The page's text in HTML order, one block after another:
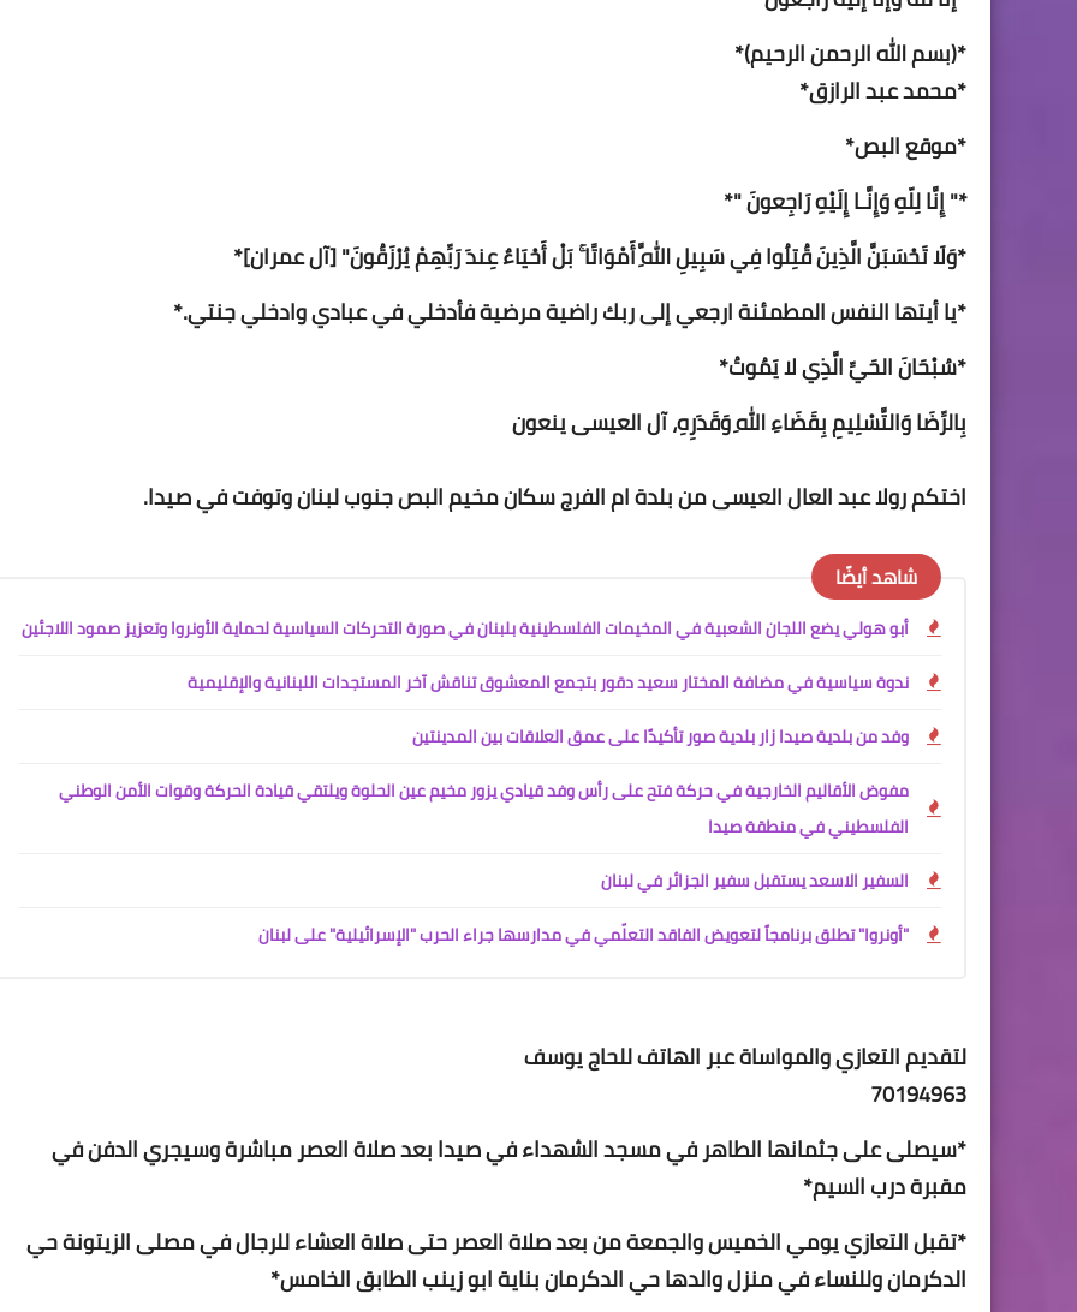
*(بسم الله الرحمن الرحيم)*
*محمد عبد الرازق*
*موقع البص*
*" إِنَّا لِلّهِ وَإِنَّـا إِلَيْهِ رَاجِعونَ "*
*وَلَا تَحْسَبَنَّ الَّذِينَ قُتِلُوا فِي سَبِيلِ اللَّهِ أَمْوَاتًا ۚ بَلْ أَحْيَاءٌ عِندَ رَبِّهِمْ يُرْزَقُونَ" [آل عمران]*
*‏‎يا أيتها النفس المطمئنة ارجعي إلى ربك راضية مرضية فأدخلي في عبادي وادخلي جنتي.*
*سُبْحَانَ الحَيِّ الَّذِي لا يَمُوتُ*
بِالرِّضَا وَالتَّسْلِيمِ بِقَضَاءِ اللهِ وَقَدَرِهِ، آل العيسى ينعون
اختكم رولا عبد العال العيسى من بلدة ام الفرج سكان مخيم البص جنوب لبنان وتوفت في صيدا.
شاهد أيضًا
أبو هولي يضع اللجان الشعبية في المخيمات الفلسطينية بلبنان في صورة التحركات السياسية لحماية الأونروا وتعزيز صمود اللاجئين
ندوة سياسية في مضافة المختار سعيد دقور بتجمع المعشوق تناقش آخر المستجدات اللبنانية والإقليمية
وفد من بلدية صيدا زار بلدية صور تأكيدًا على عمق العلاقات بين المدينتين
مفوض الأقاليم الخارجية في حركة فتح على رأس وفد قيادي يزور مخيم عين الحلوة ويلتقي قيادة الحركة وقوات الأمن الوطني
الفلسطيني في منطقة صيدا
السفير الاسعد يستقبل سفير الجزائر في لبنان
"أونروا" تطلق برنامجاً لتعويض الفاقد التعلّمي في مدارسها جراء الحرب "الإسرائيلية" على لبنان
لتقديم التعازي والمواساة عبر الهاتف للحاج يوسف
70194963
*سيصلى على جثمانها الطاهر في مسجد الشهداء في صيدا بعد صلاة العصر مباشرة وسيجري الدفن في
مقبرة درب السيم*
*تقبل التعازي يومي الخميس والجمعة من بعد صلاة العصر حتى صلاة العشاء للرجال في مصلى الزيتونة حي
الدكرمان وللنساء في منزل والدها حي الدكرمان بناية ابو زينب الطابق الخامس*
13 يناير 2016
Www.albuss.net